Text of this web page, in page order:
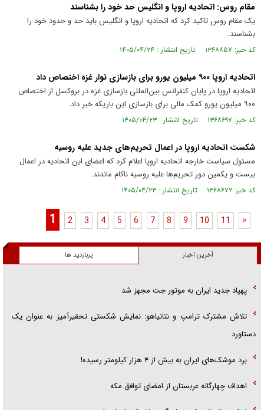
مقام روس: اتحادیه اروپا و انگلیس حد خود را بشناسند
یک مقام روس تاکید کرد که اتحادیه اروپا و انگلیس باید حد و حدود خود را
بشناسند.
کد خبر: ۱۳۶۸۸۵۷ تاریخ انتشار : ۱۴۰۵/۰۴/۲۴
اتحادیه اروپا ۹۰۰ میلیون یورو برای بازسازی نوار غزه اختصاص داد
اتحادیه اروپا در پایان کنفرانس بین‌المللی بازسازی غزه در بروکسل از اختصاص
۹۰۰ میلیون یورو کمک مالی برای بازسازی این باریکه خبر داد.
کد خبر: ۱۳۶۸۶۹۷ تاریخ انتشار : ۱۴۰۵/۰۴/۲۳
شکست اتحادیه اروپا در اعمال تحریم‌های جدید علیه روسیه
مسئول سیاست خارجه اتحادیه اروپا اعلام کرد که اعضای این اتحادیه در اعمال
بیست و یکمین دور تحریم‌ها علیه روسیه ناکام ماندند.
کد خبر: ۱۳۶۸۶۷۲ تاریخ انتشار : ۱۴۰۵/۰۴/۲۳
1 2 3 4 5 6 7 8 9 10 11 >
آخرین اخبار پربازدید ها
پهپاد جدید ایران به موتور جت مجهز شد
تلاش مشترک ترامپ و نتانیاهو: نمایش شکستی تحقیرآمیز به عنوان یک
دستاورد
برد موشک‌های ایران به بیش از ۴ هزار کیلومتر رسیده!
اهداف چهارگانه عربستان از امضای توافق مکه